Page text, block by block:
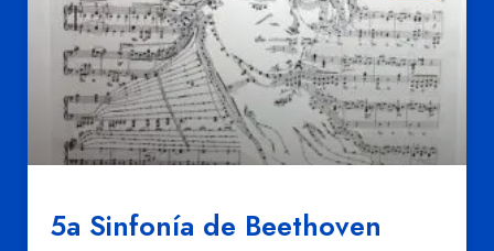
5a Sinfonía de Beethoven